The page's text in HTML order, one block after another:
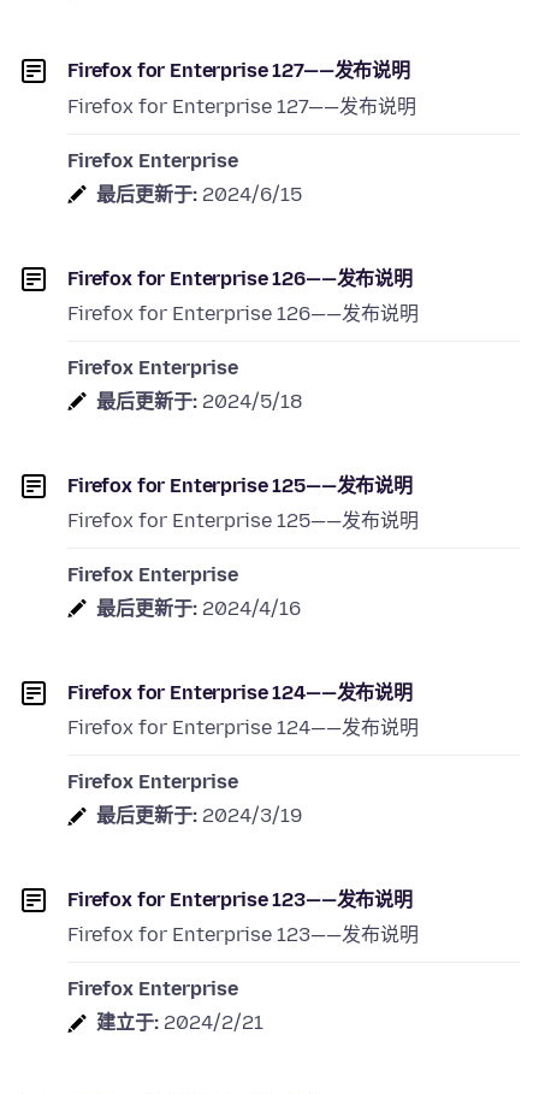
Firefox for Enterprise 127——发布说明
Firefox for Enterprise 127——发布说明
Firefox Enterprise
最后更新于: 2024/6/15
Firefox for Enterprise 126——发布说明
Firefox for Enterprise 126——发布说明
Firefox Enterprise
最后更新于: 2024/5/18
Firefox for Enterprise 125——发布说明
Firefox for Enterprise 125——发布说明
Firefox Enterprise
最后更新于: 2024/4/16
Firefox for Enterprise 124——发布说明
Firefox for Enterprise 124——发布说明
Firefox Enterprise
最后更新于: 2024/3/19
Firefox for Enterprise 123——发布说明
Firefox for Enterprise 123——发布说明
Firefox Enterprise
建立于: 2024/2/21